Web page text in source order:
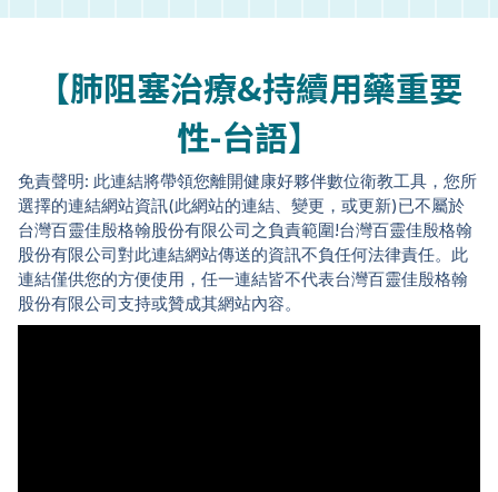
【肺阻塞治療&持續用藥重要
性-台語】
免責聲明: 此連結將帶領您離開健康好夥伴數位衛教工具，您所
選擇的連結網站資訊(此網站的連結、變更，或更新)已不屬於
台灣百靈佳殷格翰股份有限公司之負責範圍!台灣百靈佳殷格翰
股份有限公司對此連結網站傳送的資訊不負任何法律責任。此
連結僅供您的方便使用，任一連結皆不代表台灣百靈佳殷格翰
股份有限公司支持或贊成其網站內容。